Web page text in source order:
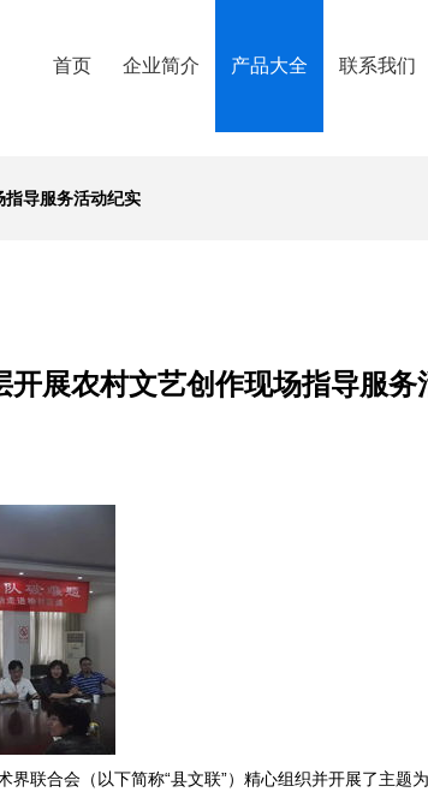
首页 企业简介 产品大全 联系我们
导服务活动纪实
展农村文艺创作现场指导服务
联合会（以下简称“县文联”）精心组织并开展了主题